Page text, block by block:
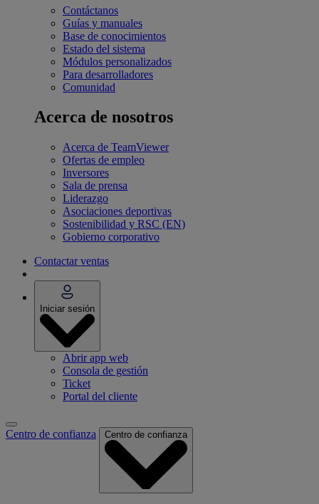
Contáctanos
Guías y manuales
Base de conocimientos
Estado del sistema
Módulos personalizados
Para desarrolladores
Comunidad
Acerca de nosotros
Acerca de TeamViewer
Ofertas de empleo
Inversores
Sala de prensa
Liderazgo
Asociaciones deportivas
Sostenibilidad y RSC (EN)
Gobierno corporativo
Contactar ventas
Iniciar sesión
Abrir app web
Consola de gestión
Ticket
Portal del cliente
Centro de confianza Centro de confianza